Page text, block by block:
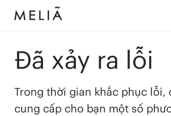
Đã xảy ra lỗi
Trong thời gian khắc phục lỗi,
cung cấp cho bạn một số